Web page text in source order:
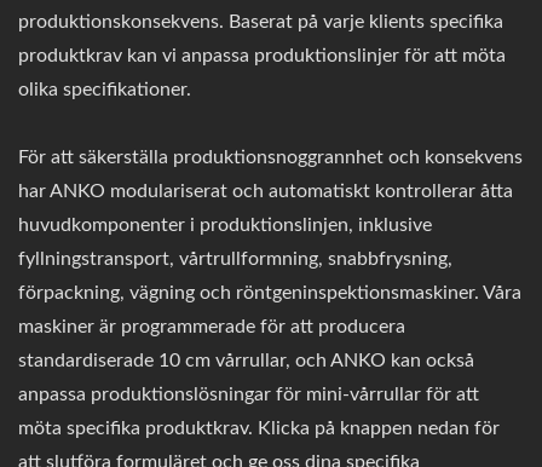
produktionskonsekvens. Baserat på varje klients specifika
produktkrav kan vi anpassa produktionslinjer för att möta
olika specifikationer.
För att säkerställa produktionsnoggrannhet och konsekvens
har ANKO modulariserat och automatiskt kontrollerar åtta
huvudkomponenter i produktionslinjen, inklusive
fyllningstransport, vårtrullformning, snabbfrysning,
förpackning, vägning och röntgeninspektionsmaskiner. Våra
maskiner är programmerade för att producera
standardiserade 10 cm vårrullar, och ANKO kan också
anpassa produktionslösningar för mini-vårrullar för att
möta specifika produktkrav. Klicka på knappen nedan för
att slutföra formuläret och ge oss dina specifika